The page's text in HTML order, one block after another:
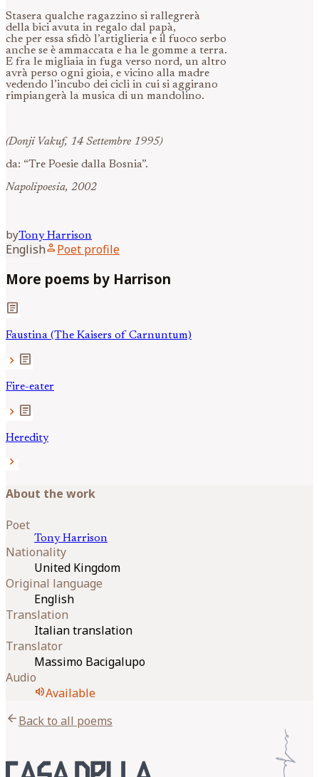
Stasera qualche ragazzino si rallegrerà
della bici avuta in regalo dal papà,
che per essa sfidò l’artiglieria e il fuoco serbo
anche se è ammaccata e ha le gomme a terra.
E fra le migliaia in fuga verso nord, un altro
avrà perso ogni gioia, e vicino alla madre
vedendo l’incubo dei cicli in cui si aggirano
rimpiangerà la musica di un mandolino.
(Donji Vakuf, 14 Settembre 1995)
da: “Tre Poesie dalla Bosnia”.
Napolipoesia, 2002
byTony Harrison
Englishperson Poet profile
More poems by Harrison
article
Faustina (The Kaisers of Carnuntum)
chevron_right article
Fire-eater
chevron_right article
Heredity
chevron_right
About the work
Poet
Tony Harrison
Nationality
United Kingdom
Original language
English
Translation
Italian translation
Translator
Massimo Bacigalupo
Audio
volume_upAvailable
arrow_backBack to all poems